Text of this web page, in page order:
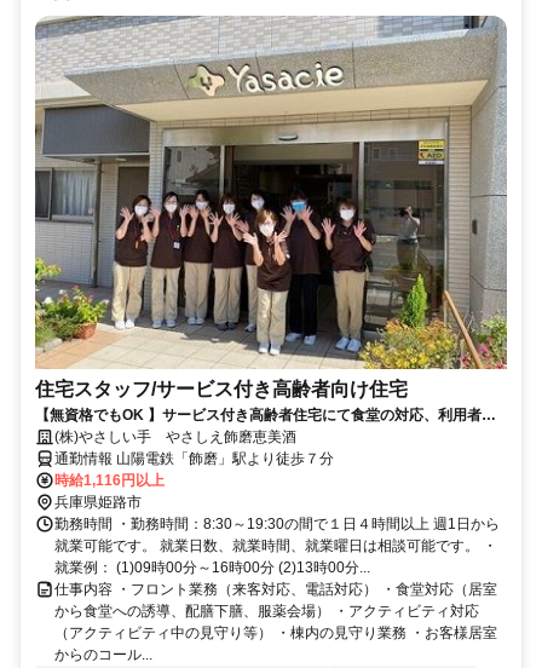
住宅スタッフ/サービス付き高齢者向け住宅
【無資格でもOK 】サービス付き高齢者住宅にて食堂の対応、利用者様
の居室からの誘導などを手伝って頂きます
(株)やさしい手 やさしえ飾磨恵美酒
通勤情報 山陽電鉄「飾磨」駅より徒歩７分
時給1,116円以上
兵庫県姫路市
勤務時間 ・勤務時間：8:30～19:30の間で１日４時間以上 週1日から
就業可能です。 就業日数、就業時間、就業曜日は相談可能です。 ・
就業例： (1)09時00分～16時00分 (2)13時00分...
仕事内容 ・フロント業務（来客対応、電話対応） ・食堂対応（居室
から食堂への誘導、配膳下膳、服薬会場） ・アクティビティ対応
（アクティビティ中の見守り等） ・棟内の見守り業務 ・お客様居室
からのコール...